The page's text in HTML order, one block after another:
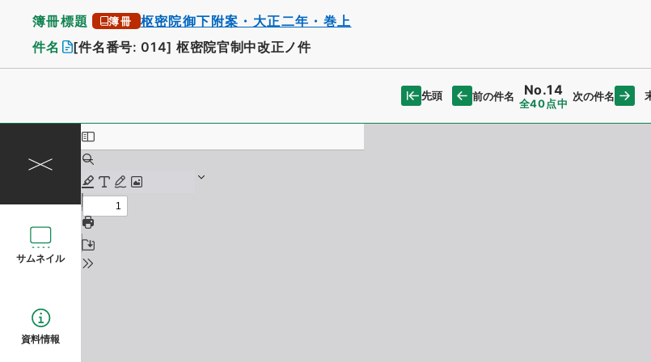
簿冊標題 簿冊 枢密院御下附案・大正二年・巻上
件名 [件名番号: 014] 枢密院官制中改正ノ件
先頭 前の件名 No.14
全40点中
次の件名
サムネイル
資料情報